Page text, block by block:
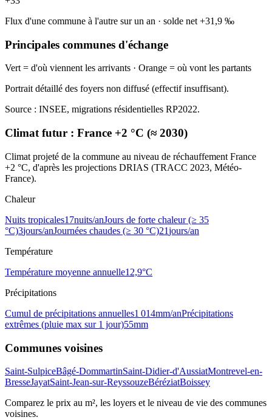
Flux d'une commune à l'autre sur un an · solde net +31,9 ‰
Principales communes d'échange
Vert = d'où viennent les arrivants · Orange = où vont les partants
Portrait détaillé des foyers non diffusé (effectif insuffisant).
Source : INSEE, migrations résidentielles RP2022.
Climat futur : France +2 °C (≈ 2030)
Climat projeté de la commune au niveau de réchauffement France
+2 °C, d'après les projections DRIAS (TRACC 2023, Météo-
France).
Chaleur
Nuits tropicales17nuits/anJours de forte chaleur (≥ 35
°C)3jours/anJournées chaudes (≥ 30 °C)21jours/an
Température
Température moyenne annuelle12,9°C
Précipitations
Cumul de précipitations annuelles1 014mm/anPrécipitations
extrêmes (pluie max sur 1 jour)55mm
Communes voisines
Saint-SulpiceBâgé-DommartinSaint-Didier-d'AussiatMontrevel-en-
BresseJayatSaint-Jean-sur-ReyssouzeBéréziatBoissey
Comparez le prix au m², les loyers et le niveau de vie des communes
voisines.